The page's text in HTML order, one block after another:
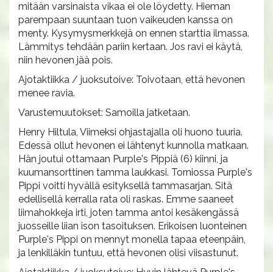
mitään varsinaista vikaa ei ole löydetty. Hieman
parempaan suuntaan tuon vaikeuden kanssa on
menty. Kysymysmerkkejä on ennen starttia ilmassa.
Lämmitys tehdään pariin kertaan. Jos ravi ei käytä,
niin hevonen jää pois.
Ajotaktiikka / juoksutoive: Toivotaan, että hevonen
menee ravia.
Varustemuutokset: Samoilla jatketaan.
Henry Hiltula, Viimeksi ohjastajalla oli huono tuuria.
Edessä ollut hevonen ei lähtenyt kunnolla matkaan.
Hän joutui ottamaan Purple's Pippiä (6) kiinni, ja
kuumansorttinen tamma laukkasi. Torniossa Purple's
Pippi voitti hyvällä esityksellä tammasarjan. Sitä
edellisellä kerralla rata oli raskas. Emme saaneet
liimahokkeja irti, joten tamma antoi kesäkengässä
juosseille liian ison tasoituksen. Erikoisen luonteinen
Purple's Pippi on mennyt monella tapaa eteenpäin,
ja lenkilläkin tuntuu, että hevonen olisi viisastunut.